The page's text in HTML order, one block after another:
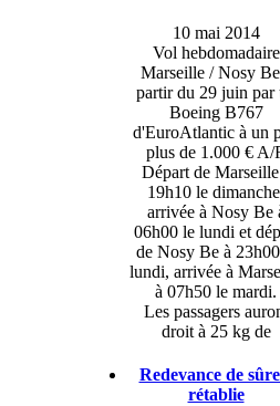
10 mai 2014
Vol hebdomadaire
Marseille / Nosy
partir du 29 juin par
Boeing B767
d'EuroAtlantic à un
plus de 1.000 € A/
Départ de Marseille
19h10 le
arrivée à Nosy Be
06h00 le lundi et
de Nosy Be à
lundi, arrivée à
à 07h50 le mardi.
Les passagers
droit à 25 kg de
Redevance de
rétablie